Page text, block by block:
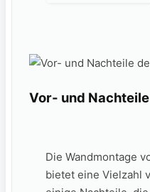
Vor- und
Die Wandmontage
bietet ‌eine Vielzahl